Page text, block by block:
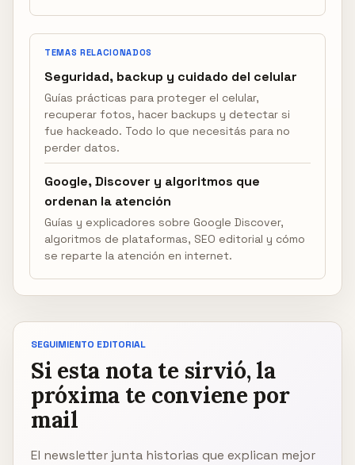
TEMAS RELACIONADOS
Seguridad, backup y cuidado del celular
Guías prácticas para proteger el celular,
recuperar fotos, hacer backups y detectar si
fue hackeado. Todo lo que necesitás para no
perder datos.
Google, Discover y algoritmos que
ordenan la atención
Guías y explicadores sobre Google Discover,
algoritmos de plataformas, SEO editorial y cómo
se reparte la atención en internet.
SEGUIMIENTO EDITORIAL
Si esta nota te sirvió, la
próxima te conviene por
mail
El newsletter junta historias que explican mejor